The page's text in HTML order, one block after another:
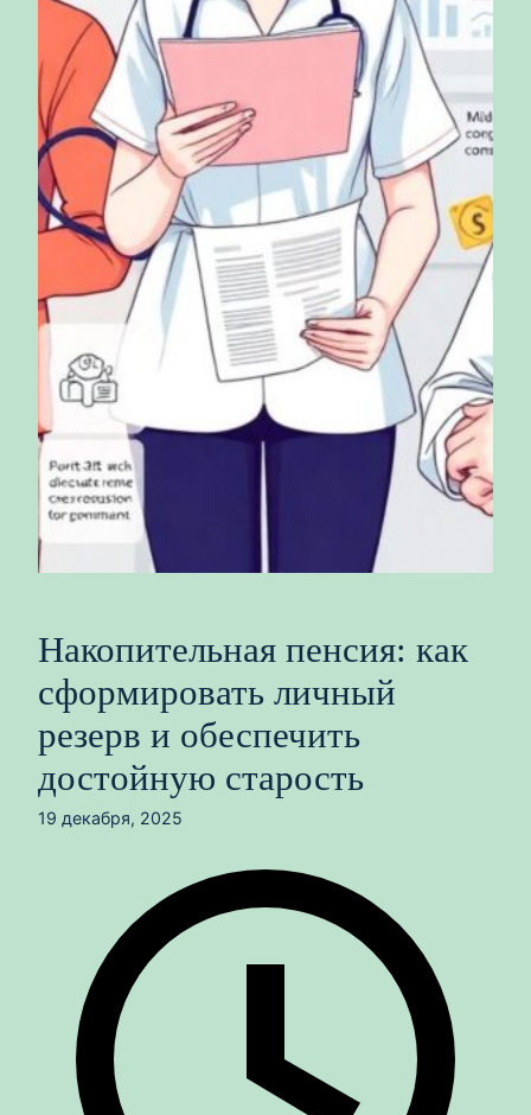
Накопительная пенсия: как
сформировать личный
резерв и обеспечить
достойную старость
19 декабря, 2025